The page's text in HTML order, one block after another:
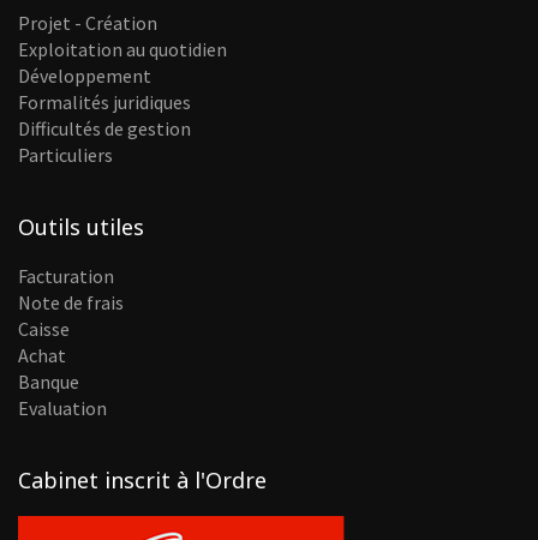
Projet - Création
Exploitation au quotidien
Développement
Formalités juridiques
Difficultés de gestion
Particuliers
Outils utiles
Facturation
Note de frais
Caisse
Achat
Banque
Evaluation
Cabinet inscrit à l'Ordre